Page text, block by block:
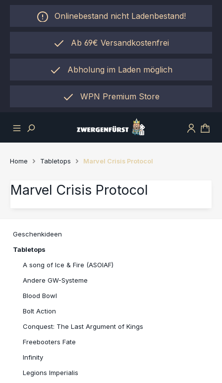
Zum Hauptinhalt springen
Onlinebestand nicht Ladenbestand!
Ab 69€ Versandkostenfrei
Abholung im Laden möglich
einfach per "Click&Collect"
WPN Premium Store
Home Tabletops Marvel Crisis Protocol
Marvel Crisis Protocol
Geschenkideen
Tabletops
A song of Ice & Fire (ASOIAF)
Andere GW-Systeme
Blood Bowl
Bolt Action
Conquest: The Last Argument of Kings
Freebooters Fate
Infinity
Legions Imperialis